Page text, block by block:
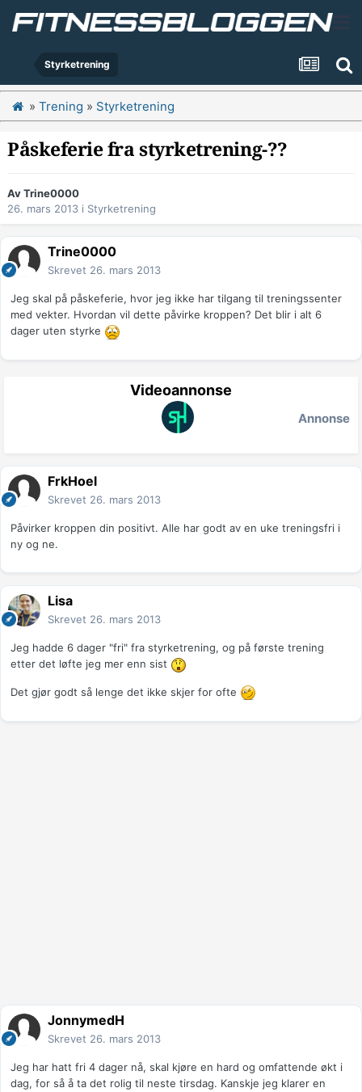
Styrketrening
» Trening » Styrketrening
Påskeferie fra styrketrening-??
AvTrine0000
26. mars 2013 i Styrketrening
Trine0000
Skrevet 26. mars 2013
Jeg skal på påskeferie, hvor jeg ikke har tilgang til treningssenter
med vekter. Hvordan vil dette påvirke kroppen? Det blir i alt 6
dager uten styrke
Videoannonse
Annonse
FrkHoel
Skrevet 26. mars 2013
Påvirker kroppen din positivt. Alle har godt av en uke treningsfri i
ny og ne.
Lisa
Skrevet 26. mars 2013
Jeg hadde 6 dager "fri" fra styrketrening, og på første trening
etter det løfte jeg mer enn sist
Det gjør godt så lenge det ikke skjer for ofte
JonnymedH
Skrevet 26. mars 2013
Jeg har hatt fri 4 dager nå, skal kjøre en hard og omfattende økt i
dag, for så å ta det rolig til neste tirsdag. Kanskje jeg klarer en